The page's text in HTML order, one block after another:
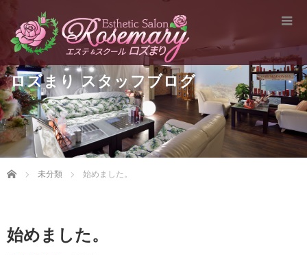
ロズまり スタッフブログ
Home 未分類 始めました。
始めました。